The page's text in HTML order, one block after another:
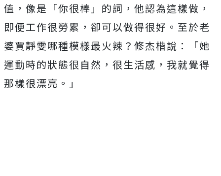
值，像是「你很棒」的詞，他認為這樣做，
即便工作很勞累，卻可以做得很好。至於老
婆賈靜雯哪種模樣最火辣？修杰楷說：「她
運動時的狀態很自然，很生活感，我就覺得
那樣很漂亮。」